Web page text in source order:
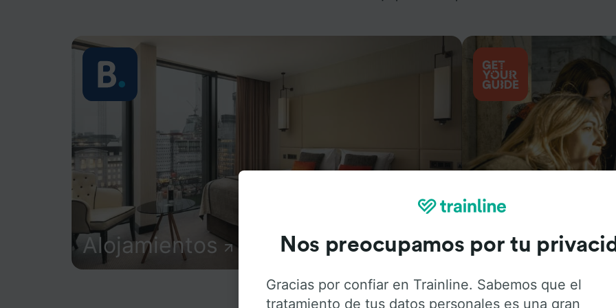
Alojamientos Actividades
Nos preocupamos por tu
Gracias por confiar en Trainline. Sabemos que el
tratamiento de tus datos personales es una gran